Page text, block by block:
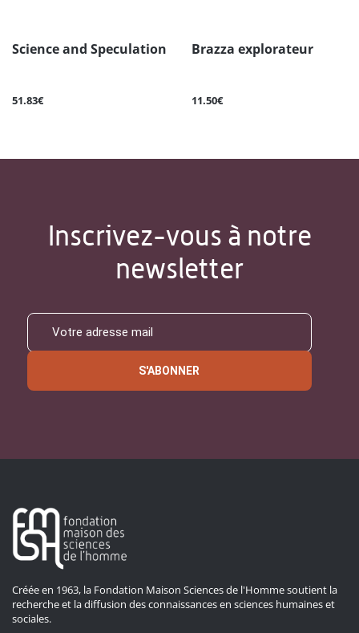
Science and Speculation
51.83€
Brazza explorateur
11.50€
Inscrivez-vous à notre
newsletter
S'ABONNER
Créée en 1963, la Fondation Maison Sciences de l'Homme soutient la
recherche et la diffusion des connaissances en sciences humaines et
sociales.